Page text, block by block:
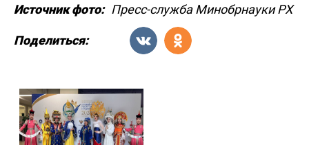
Источник фото: Пресс-служба Минобрнауки РХ
Поделиться: